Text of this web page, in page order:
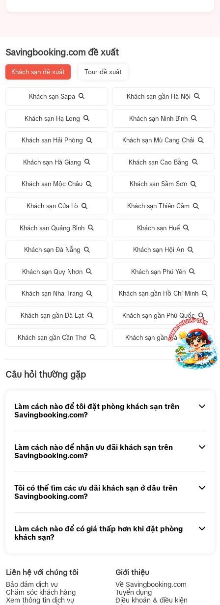
Savingbooking.com đề xuất
Khách sạn đề xuất Tour đề xuất
Khách sạn Sapa Khách sạn gần Hà Nội
Khách sạn Hạ Long Khách sạn Ninh Bình
Khách sạn Hải Phòng Khách sạn Mù Cang Chải
Khách sạn Hà Giang Khách sạn Cao Bằng
Khách sạn Mộc Châu Khách sạn Sầm Sơn
Khách sạn Cửa Lò Khách sạn Thiên Cầm
Khách sạn Quảng Bình Khách sạn Huế
Khách sạn Đà Nẵng Khách sạn Hội An
Khách sạn Quy Nhơn Khách sạn Phú Yên
Khách sạn Nha Trang Khách sạn gần Hồ Chí Minh
Khách sạn gần Đà Lạt Khách sạn gần Phú Quốc
Khách sạn gần Cần Thơ Khách sạn gần Cà Mau
Tour 5N4Đ Hà Nội – Bali – Hà Nội
Tour 1 ngày Động Thiên Đường
Tour 1 Ngày Động Phong Nha
Câu hỏi thường gặp
Làm cách nào để tôi đặt phòng khách sạn trên
Savingbooking.com?
Làm cách nào để nhận ưu đãi khách sạn trên
Savingbooking.com?
Tôi có thể tìm các ưu đãi khách sạn ở đâu trên
Savingbooking.com?
Làm cách nào để có giá thấp hơn khi đặt phòng
khách sạn?
Liên hệ với chúng tôi
Bảo đảm dịch vụ
Chăm sóc khách hàng
Xem thông tin dịch vụ
Giới thiệu
Về Savingbooking.com
Tuyển dụng
Điều khoản & điều kiện